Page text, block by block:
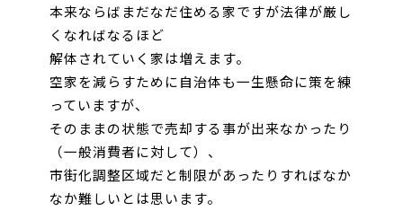
本来ならばまだなだ住める家ですが法律が厳し
くなればなるほど
解体されていく家は増えます。
空家を減らすために自治体も一生懸命に策を練
っていますが、
そのままの状態で売却する事が出来なかったり
（一般消費者に対して）、
市街化調整区域だと制限があったりすればなか
なか難しいとは思います。